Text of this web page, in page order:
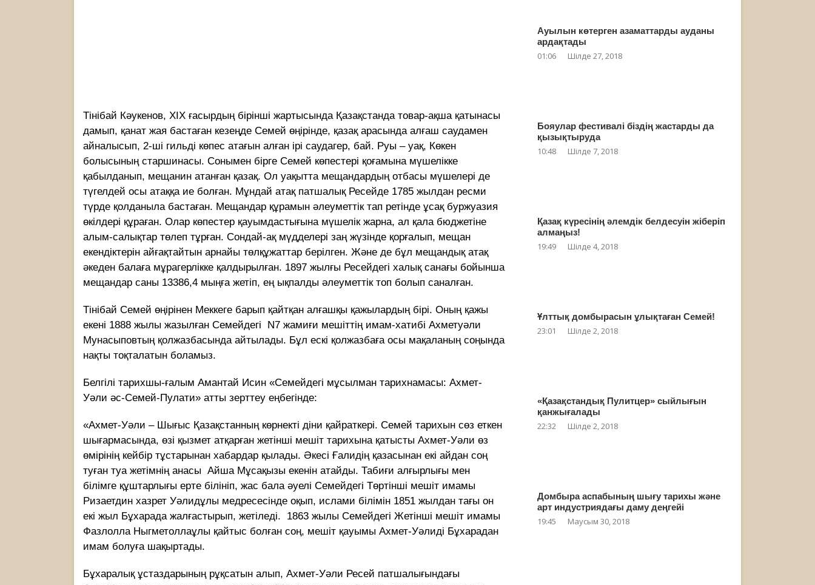
Тiнiбай Кәукенов, ХIХ ғасырдың бiрiншi жартысында Қазақстанда товар-ақша қатынасы
дамып, қанат жая бастаған кезеңде Семей өңiрiнде, қазақ арасында алғаш саудамен
айналысып, 2-шi гильдi көпес атағын алған iрi саудагер, бай. Руы – уақ, Көкен
болысының старшинасы. Сонымен бiрге Семей көпестері қоғамына мүшелікке
қабылданып, мещанин атанған қазақ. Ол уақытта мещандардың отбасы мүшелері де
түгелдей осы атаққа ие болған. Мұндай атақ патшалық Ресейде 1785 жылдан ресми
түрде қолданыла бастаған. Мещандар құрамын әлеуметтік тап ретінде ұсақ буржуазия
өкілдері құраған. Олар көпестер қауымдастығына мүшелік жарна, ал қала бюджетіне
алым-салықтар төлеп тұрған. Сондай-ақ мүдделері заң жүзінде қорғалып, мещан
екендіктерін айғақтайтын арнайы төлқұжаттар берілген. Және де бұл мещандық атақ
әкеден балаға мұрагерлікке қалдырылған. 1897 жылғы Ресейдегі халық санағы бойынша
мещандар саны 13386,4 мыңға жетіп, ең ықпалды әлеуметтік топ болып саналған.
Тiнiбай Семей өңiрiнен Меккеге барып қайтқан алғашқы қажылардың бiрi. Оның қажы
екенi 1888 жылы жазылған Семейдегi N7 жамиғи мешiттiң имам-хатибi Ахметуәли
Мунасыповтың қолжазбасында айтылады. Бұл ескi қолжазбаға осы мақаланың соңында
нақты тоқталатын боламыз.
Белгілі тарихшы-ғалым Амантай Исин «Семейдегі мұсылман тарихнамасы: Ахмет-
Уәли әс-Семей-Пулати» атты зерттеу еңбегінде:
«Ахмет-Уәли – Шығыс Қазақстанның көрнекті діни қайраткері. Семей тарихын сөз еткен
шығармасында, өзі қызмет атқарған жетінші мешіт тарихына қатысты Ахмет-Уәли өз
өмірінің кейбір тұстарынан хабардар қылады. Әкесі Ғалидің қазасынан екі айдан соң
туған туа жетімнің анасы Айша Мұсақызы екенін атайды. Табиғи алғырлығы мен
білімге құштарлығы ерте білініп, жас бала әуелі Семейдегі Төртінші мешіт имамы
Ризаетдин хазрет Уәлидұлы медресесінде оқып, ислами білімін 1851 жылдан тағы он
екі жыл Бұхарада жалғастырып, жетіледі. 1863 жылы Семейдегі Жетінші мешіт имамы
Фазлолла Ныгметоллаұлы қайтыс болған соң, мешіт қауымы Ахмет-Уәлиді Бұхарадан
имам болуға шақыртады.
Бұхаралық ұстаздарының рұқсатын алып, Ахмет-Уәли Ресей патшалығындағы
Ауылын көтерген азаматтарды ауданы
ардақтады
01:06 Шілде 27, 2018
Бояулар фестивалі біздің жастарды да
қызықтыруда
10:48 Шілде 7, 2018
Қазақ күресінің әлемдік белдесуін жіберіп
алмаңыз!
19:49 Шілде 4, 2018
Ұлттық домбырасын ұлықтаған Семей!
23:01 Шілде 2, 2018
«Қазақстандық Пулитцер» сыйлығын
қанжығалады
22:32 Шілде 2, 2018
Домбыра аспабының шығу тарихы және
арт индустриядағы даму деңгейі
19:45 Маусым 30, 2018